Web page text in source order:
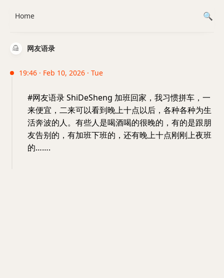
网友语录
19:46 · Feb 10, 2026 · Tue
#网友语录 ShiDeSheng 加班回家，我习惯拼车，一
来便宜，二来可以看到晚上十点以后，各种各种为生
活奔波的人。有些人是喝酒喝的很晚的，有的是跟朋
友告别的，有加班下班的，还有晚上十点刚刚上夜班
的…….
Home